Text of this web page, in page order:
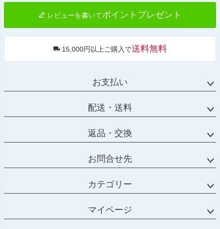
レビューを書いてポイントプレゼント
15,000円以上ご購入で送料無料
お支払い
配送・送料
返品・交換
お問合せ先
カテゴリー
マイページ